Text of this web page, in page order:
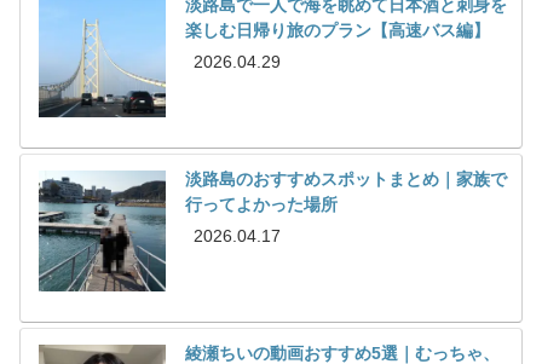
淡路島で一人で海を眺めて日本酒と刺身を
楽しむ日帰り旅のプラン【高速バス編】
2026.04.29
淡路島のおすすめスポットまとめ｜家族で
行ってよかった場所
2026.04.17
綾瀬ちいの動画おすすめ5選｜むっちゃ、